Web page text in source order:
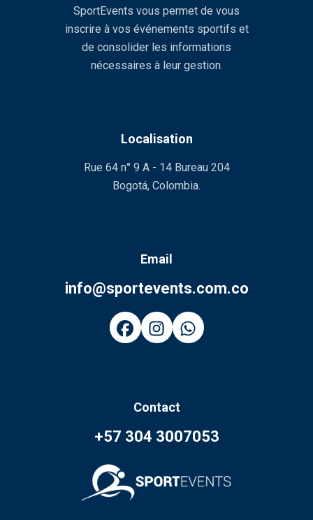
SportEvents vous permet de vous
inscrire à vos événements sportifs et
de consolider les informations
nécessaires à leur gestion.
Localisation
Rue 64 n° 9 A - 14 Bureau 204
Bogotá, Colombia.
Email
info@sportevents.com.co
Contact
+57 304 3007053